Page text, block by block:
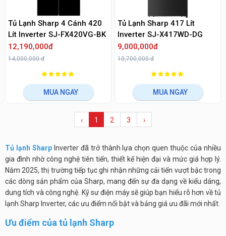
Tủ Lạnh Sharp 4 Cánh 420
Lít Inverter SJ-FX420VG-BK
12,190,000đ
14,000,000 đ
MUA NGAY
Tủ Lạnh Sharp 417 Lít
Inverter SJ-X417WD-DG
9,000,000đ
10,700,000 đ
MUA NGAY
‹ 1 2 3 ›
Tủ lạnh Sharp Inverter đã trở thành lựa chọn quen thuộc của nhiều
gia đình nhờ công nghệ tiên tiến, thiết kế hiện đại và mức giá hợp lý.
Năm 2025, thị trường tiếp tục ghi nhận những cải tiến vượt bậc trong
các dòng sản phẩm của Sharp, mang đến sự đa dạng về kiểu dáng,
dung tích và công nghệ. Kỹ sư điện máy sẽ giúp bạn hiểu rõ hơn về tủ
lạnh Sharp Inverter, các ưu điểm nổi bật và bảng giá ưu đãi mới nhất.
Ưu điểm của tủ lạnh Sharp